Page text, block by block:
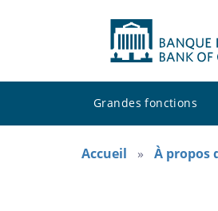
Grandes fonctions
Accueil À propos